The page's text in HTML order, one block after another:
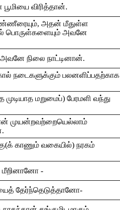
விரித்தான்.
அதன் மீதுள்ள
பொருள்களையும் அவனே
நிலை நாட்டினான்.
நடைகளுக்கும் பலனளிப்பதற்காக
முடியாத மறுமைப்) பேரமளி வந்து
முயன்றவற்றையெல்லாம்
காணும் வகையில்) நரகம்
மீறினானோ -
தேர்ந்தெடுத்தானோ-